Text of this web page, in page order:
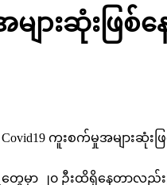
ားဆုံးဖြစ်န
ကူးစက်မှုအများ
တွေမှာ ၂၀ ဦးထိရှိနေတာလည်